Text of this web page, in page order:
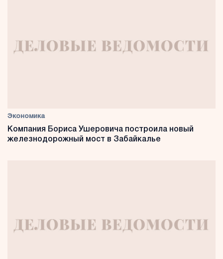
Экономика
Компания Бориса Ушеровича построила новый
железнодорожный мост в Забайкалье